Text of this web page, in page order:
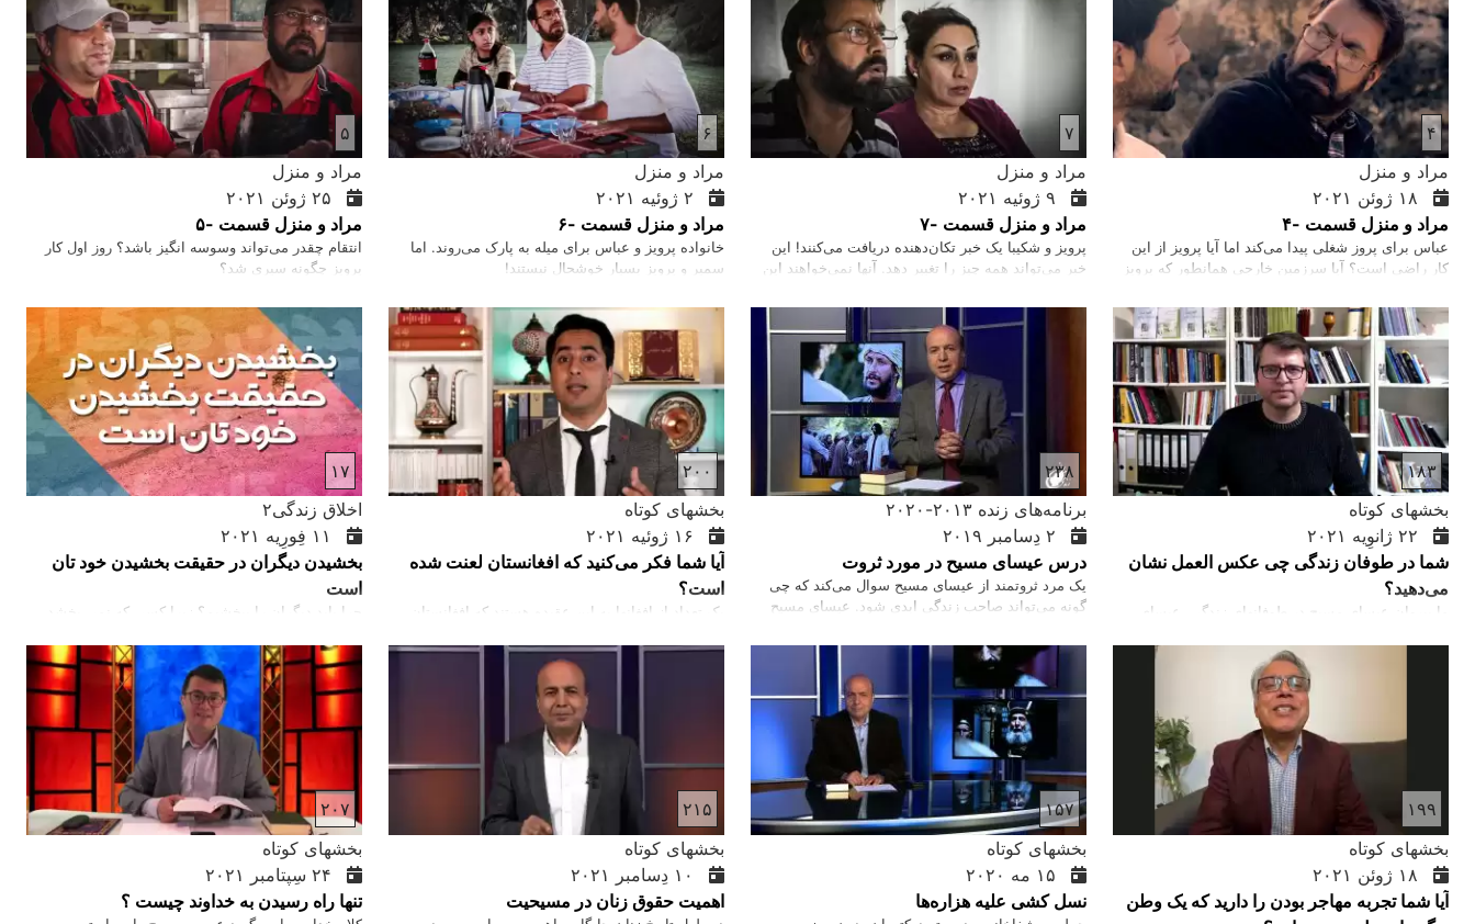
۴
مراد و منزل
مراد و منزل قسمت -۴
عباس برای پروز شغلی پیدا می‌کند اما آیا پرویز از این
کار راضی است؟ آیا سرزمین خارجی همانطور که پرویز
۷
مراد و منزل
مراد و منزل قسمت -۷
پرویز و شکیبا یک خبر تکان‌دهنده دریافت می‌‌کنند! این
خبر می‌‌تواند همه چیز را تغییر دهد. آنها نمی‌خواهند این
کنند؟
۶
مراد و منزل
مراد و منزل قسمت -۶
خانواده پرویز و عباس برای میله به پارک می‌‌روند. اما
سمیر و پرویز بسیار خوشحال نیستند!
۵
مراد و منزل
مراد و منزل قسمت -۵
انتقام چقدر می‌تواند وسوسه انگیز باشد؟ روز اول کار
پرویز چگونه سپری شد؟
۱۸۳
بخشهای کوتاه
شما در طوفان زندگی چی عکس العمل نشان
می‌دهید؟
ما پیروان عیسای مسیح در طوفانهای زندگی، عیسای
مسیح قدرت و صلاحیت دارد و می‌تواند ما را نجات دهد
۲۳۸
برنامه‌های زنده ۲۰۱۳-۲۰۲۰
درس عیسای مسیح در مورد ثروت
یک مرد ثروتمند از عیسای مسیح سوال می‌کند که چی
گونه می‌تواند صاحب زندگی ابدی شود. عیسای مسیح
خدا دوست دارد. عیسای مسیح به مرد ثروتمند می‌گوید
برو همه چیز ات را بفروش و مرا پیروی کن اما مرد
پریشان می‌شود و می‌رود. عیسای مسیح به شاگردان
خود یک مثال می‌اورد که امکان ندارد کسی ثروت خود را
بیشتر از خدا دوست داشته باشد و صاحب زندگی ابدی
شود. ما باید خدا را جای اول در زندگی قرار بدهیم و از
عیسای مسیح پیروی کنیم …
۲۰۰
بخشهای کوتاه
آیا شما فکر می‌کنید که افغانستان لعنت شده
است؟
یک تعداد از افغانها به این عقیده هستند که افغانستان
رنج و ظلم قرار دارند. عیسای مسیح برای لعنت و گناه ما
در صلیب جان خود را داد. عیسای مسیح می‌خواهد تا ما
را از سلطه گناه و لعنت نجات داده، ببخشد و برکت دهد.
در متا فصل ۱۱ آیه ۲۸ می‌خوانیم: ای تمامی زحمتکشان
و گرانباران نزد من بیایید و من به شما آرامی خواهم داد.
۱۷
اخلاق زندگی۲
بخشیدن دیگران در حقیقت بخشیدن خود تان
است
چرا باید دیگران را ببخشیم؟ زیرا کسی که نمی بخشد
نارضایتی درونی ، نفرت و تلخی از درون شکنجه می‌شود.
چه مصیبتی اگر تسلیم احساساتی شویم که باعث اتلاف
انرژی و آسیب رساندن به سلامت روحی و روانی ما
گردد!
۱۹۹
بخشهای کوتاه
آیا شما تجربه مهاجر بودن را دارید که یک وطن
۱۵۷
بخشهای کوتاه
نسل کشی علیه هزاره‌ها
۲۱۵
بخشهای کوتاه
اهمیت حقوق زنان در مسیحیت
۲۰۷
بخشهای کوتاه
تنها راه رسیدن به خداوند چیست ؟